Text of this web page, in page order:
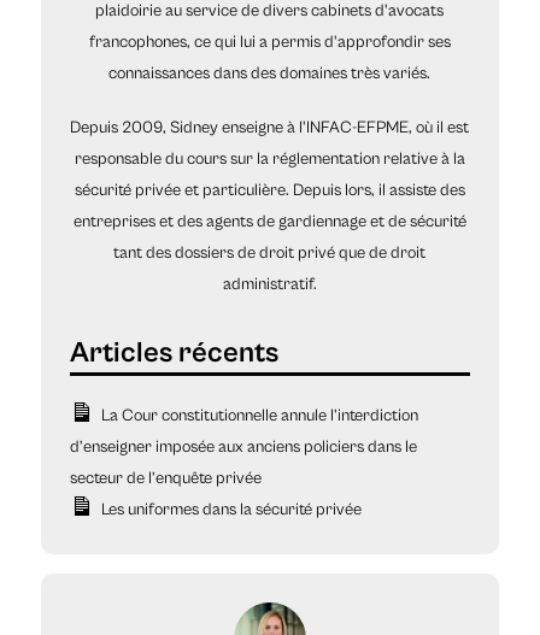
plaidoirie au service de divers cabinets d'avocats
francophones, ce qui lui a permis d'approfondir ses
connaissances dans des domaines très variés.
Depuis 2009, Sidney enseigne à l'INFAC-EFPME, où il est
responsable du cours sur la réglementation relative à la
sécurité privée et particulière. Depuis lors, il assiste des
entreprises et des agents de gardiennage et de sécurité
tant des dossiers de droit privé que de droit
administratif.
La Cour constitutionnelle annule l’interdiction
d’enseigner imposée aux anciens policiers dans le
secteur de l’enquête privée
Les uniformes dans la sécurité privée